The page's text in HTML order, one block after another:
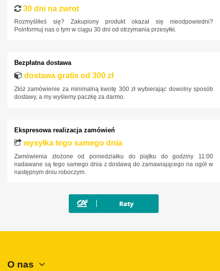
Jaguar
Jeep
Lexus
MAN
Mazda
Mercedes-Benz
Mini
Nissan
30 dni na zwrot
Rozmyśliłeś się? Zakupiony produkt okazał się nieodpowiedni?
Poinformuj nas o tym w ciągu 30 dni od otrzymania przesyłki.
Bezpłatna dostawa
dostawa gratis od 300 zł
Złóż zamówienie za minimalną kwotę 300 zł wybierając dowolny sposób
dostawy, a my wyślemy paczkę za darmo.
Ekspresowa realizacja zamówień
wysyłka tego samego dnia
Zamówienia złożone od poniedziałku do piątku do godziny 11:00
nadawane są tego samego dnia z dostawą do zamawiającego na ogół w
następnym dniu roboczym.
O nas